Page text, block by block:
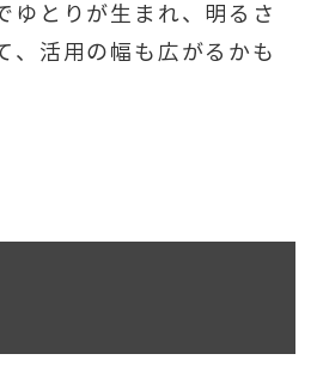
ゆとりが生まれ、明るさ
、活用の幅も広がるかも